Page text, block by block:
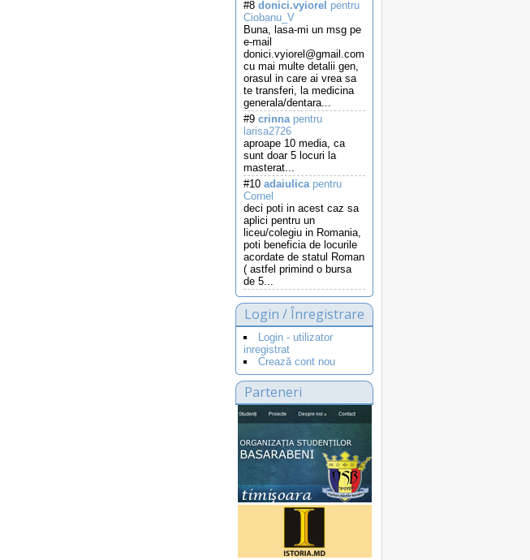
#8 donici.vyiorel pentru
Ciobanu_V
Buna, lasa-mi un msg pe
e-mail
donici.vyiorel@gmail.com
cu mai multe detalii gen,
orasul in care ai vrea sa
te transferi, la medicina
generala/dentara...
#9 crinnapentru
larisa2726
aproape 10 media, ca
sunt doar 5 locuri la
masterat...
#10 adaiulicapentru
Cornel
deci poti in acest caz sa
aplici pentru un
liceu/colegiu in Romania,
poti beneficia de locurile
acordate de statul Roman
( astfel primind o bursa
de 5...
Login / Înregistrare
Login - utilizator
inregistrat
Crează cont nou
Parteneri